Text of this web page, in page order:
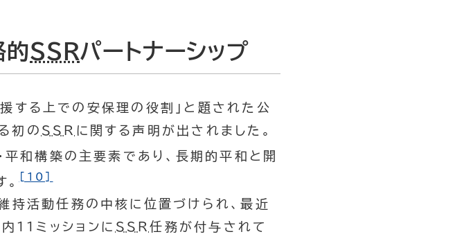
的SSRパートナーシップ
る上での安保理の役割」と題された公
初の SSR に関する声明が出されました。
平和構築の主要素であり、長期的平和と開
。 [10]
持活動任務の中核に位置づけられ、最近
11ミッションに SSR任務が付与されて